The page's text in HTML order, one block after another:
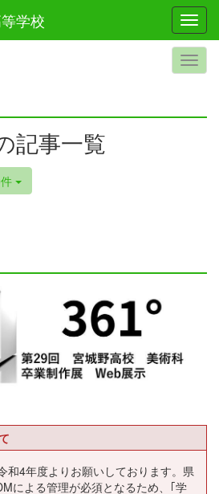
学校
記事一覧
和4年度よりお願いしております。県
による管理が必須となるため、｢学